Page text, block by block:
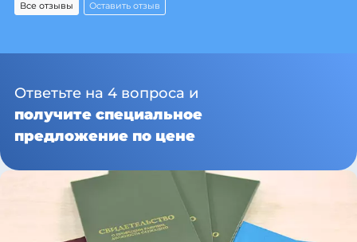
Все отзывы Оставить отзыв
Ответьте на 4 вопроса и
получите специальное
предложение по цене